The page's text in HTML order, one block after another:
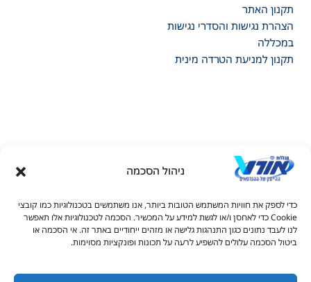
ניהול הסכמה
כדי לספק את חוויות המשתמש הטובות ביותר, אנו משתמשים בטכנולוגיות כמו קובצי
Cookie כדי לאחסן ו/או לגשת למידע על המכשיר. הסכמה לטכנולוגיות אלו תאפשר
לנו לעבד נתונים כגון התנהגות גלישה או מזהים ייחודיים באתר זה. אי הסכמה או
ביטול הסכמה עלולים להשפיע לרעה על תכונות ופונקציות מסוימות.
תקנון האתר
הצהרת נגישות והסדרי נגישות
במכללה
תקנון למניעת הטרדה מינית
© כל הזכויות שמורות למכללות אורט 2026
joc@ort.org.il
1-700-70-1111
טקסט
טקסט